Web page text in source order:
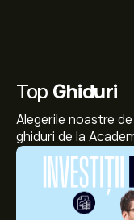
Top Ghiduri
Alegerile noastre
ghiduri de la